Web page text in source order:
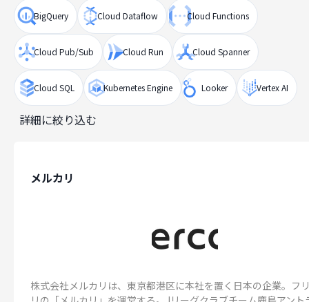
BigQuery Cloud Dataflow Cloud Functions
Cloud Pub/Sub Cloud Run Cloud Spanner
Cloud SQL Kubernetes Engine Looker Vertex AI
詳細に絞り込む
メルカリ
株式会社メルカリは、東京都港区に本社を置く日本の企業。フ